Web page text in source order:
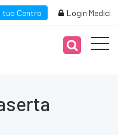
tuo Centro Login Medici